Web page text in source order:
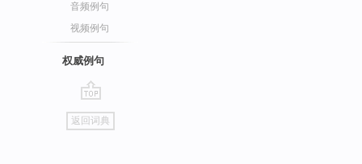
音频例句
视频例句
权威例句
go
top
返回词典